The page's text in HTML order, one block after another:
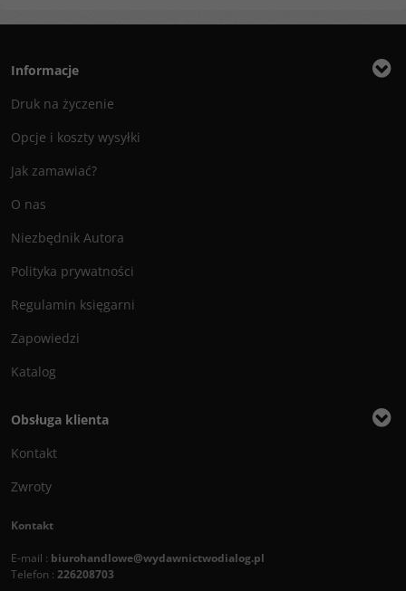
Informacje
Druk na życzenie
Opcje i koszty wysyłki
Jak zamawiać?
O nas
Niezbędnik Autora
Polityka prywatności
Regulamin księgarni
Zapowiedzi
Katalog
Obsługa klienta
Kontakt
Zwroty
Kontakt
E-mail : biurohandlowe@wydawnictwodialog.pl
Telefon : 226208703